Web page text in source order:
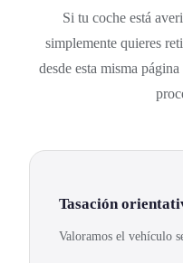
Si tu coche está
simplemente quieres
desde esta misma
Tasación
Valoramos el vehículo